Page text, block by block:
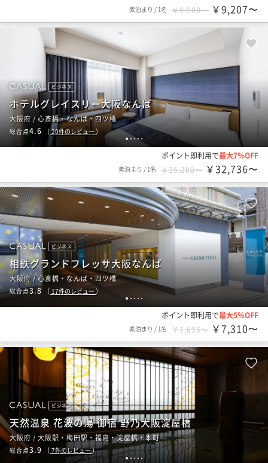
素泊まり / 1名 ￥9,900〜 ￥9,207〜
1 2345
ビジネス
ホテルグレイスリー大阪なんば
大阪府 / 心斎橋・なんば・四ツ橋
総合点4.6 （20件のレビュー）
ポイント即利用で最大7％OFF
素泊まり / 1名 ￥35,200〜 ￥32,736〜
1 2 3 4 5
ビジネス
相鉄グランドフレッサ大阪なんば
大阪府 / 心斎橋・なんば・四ツ橋
総合点3.8 （ 17件のレビュー ）
ポイント即利用で最大5％OFF
素泊まり / 1名 ￥7,695〜 ￥7,310〜
1 23 45
ビジネス
天然温泉 花波の湯 御宿 野乃大阪淀屋橋
大阪府 / 大阪駅・梅田駅・福島・淀屋橋・本町
総合点3.9 （ 7件のレビュー）